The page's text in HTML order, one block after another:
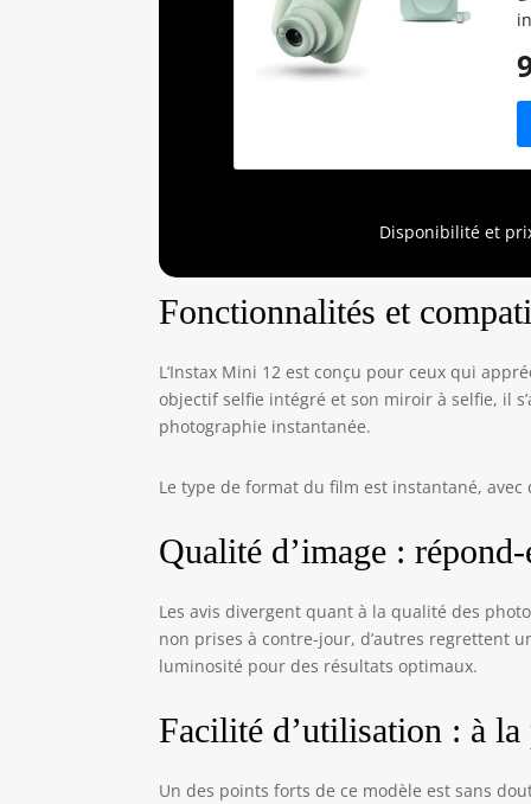
Disponibilité et
Fonctionnalités et
L’Instax Mini 12 est conçu pour ceux qui
objectif selfie intégré et son miroir à selfie, il
photographie instantanée.
Le type de format du film est instantané,
Qualité d’image :
Les avis divergent quant à la qualité des
non prises à contre-jour, d’autres regrettent
luminosité pour des résultats optimaux.
Facilité d’utilisation : à la
Un des points forts de ce modèle est sans